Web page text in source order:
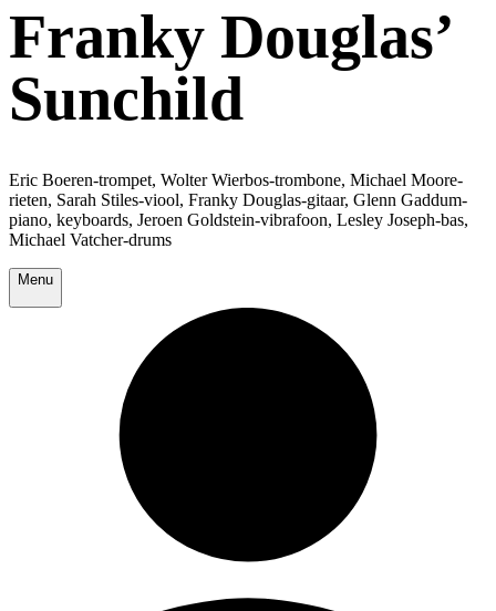
Franky Douglas’
Sunchild
Eric Boeren-trompet, Wolter Wierbos-trombone, Michael Moore-
rieten, Sarah Stiles-viool, Franky Douglas-gitaar, Glenn Gaddum-
piano, keyboards, Jeroen Goldstein-vibrafoon, Lesley Joseph-bas,
Michael Vatcher-drums
Menu